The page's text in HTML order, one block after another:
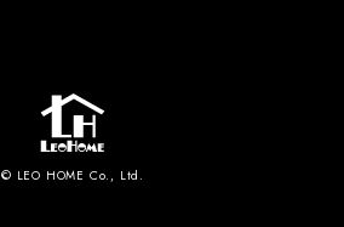
© LEO HOME Co., Ltd.